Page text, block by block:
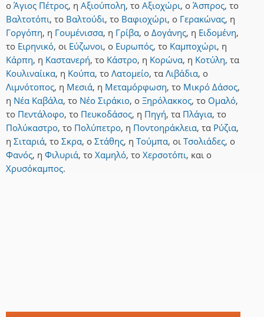
ο Άγιος Πέτρος, η Αξιούπολη, το Αξιοχώρι, ο Άσπρος, το
Βαλτοτόπι, το Βαλτούδι, το Βαφιοχώρι, ο Γερακώνας, η
Γοργόπη, η Γουμένισσα, η Γρίβα, ο Δογάνης, η Ειδομένη,
το Ειρηνικό, οι Εύζωνοι, ο Ευρωπός, το Καμποχώρι, η
Κάρπη, η Καστανερή, το Κάστρο, η Κορώνα, η Κοτύλη, τα
Κουλιναίικα, η Κούπα, το Λατομείο, τα Λιβάδια, ο
Λιμνότοπος, η Μεσιά, η Μεταμόρφωση, το Μικρό Δάσος,
η Νέα Καβάλα, το Νέο Σιράκιο, ο Ξηρόλακκος, το Ομαλό,
το Πεντάλοφο, το Πευκοδάσος, η Πηγή, τα Πλάγια, το
Πολύκαστρο, το Πολύπετρο, η Ποντοηράκλεια, τα Ρύζια,
η Σιταριά, το Σκρα, ο Στάθης, η Τούμπα, οι Τσολιάδες, ο
Φανός, η Φιλυριά, το Χαμηλό, το Χερσοτόπι, και ο
Χρυσόκαμπος.